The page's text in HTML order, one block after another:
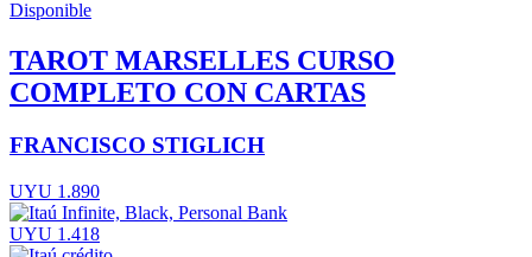
Disponible
TAROT MARSELLES CURSO
COMPLETO CON CARTAS
FRANCISCO STIGLICH
UYU 1.890
UYU 1.418